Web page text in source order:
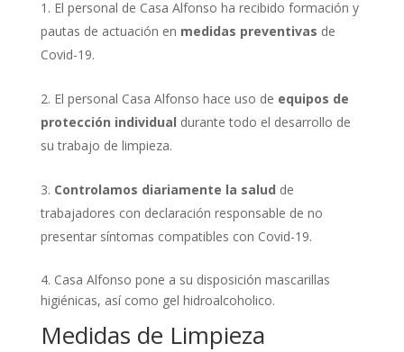
El personal de Casa Alfonso ha recibido formación y
pautas de actuación en medidas preventivas de
Covid-19.
El personal Casa Alfonso hace uso de equipos de
protección individual durante todo el desarrollo de
su trabajo de limpieza.
Controlamos diariamente la salud de
trabajadores con declaración responsable de no
presentar síntomas compatibles con Covid-19.
4. Casa Alfonso pone a su disposición mascarillas
higiénicas, así como gel hidroalcoholico.
Medidas de Limpieza